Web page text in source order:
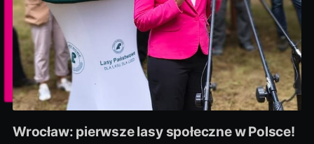
Wrocław: pierwsze lasy społeczne w Polsce!